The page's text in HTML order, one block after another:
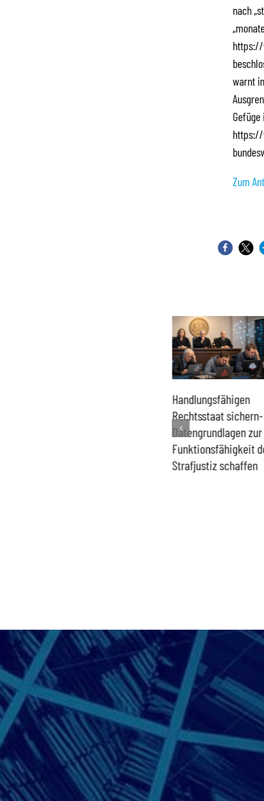
nach
warnt
Zum
Handlungsfähigen
Rechtsstaat sichern-
Datengrundlagen zur
Funktionsfähigkeit
Strafjustiz schaffen